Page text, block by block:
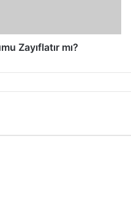
Zayıflatır mı?